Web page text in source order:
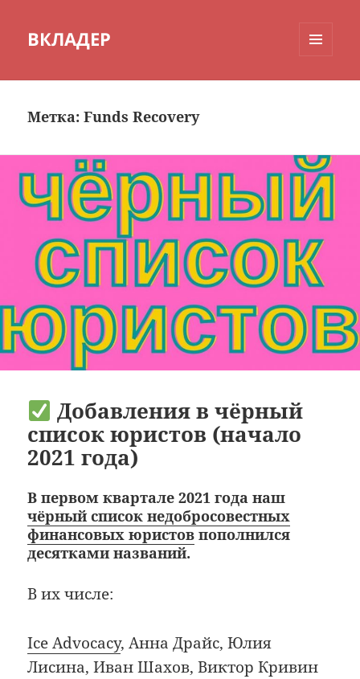
ВКЛАДЕР
Метка:Funds Recovery
Добавления в чёрный
список юристов (начало
2021 года)
В первом квартале 2021 года наш
чёрный список недобросовестных
финансовых юристов пополнился
десятками названий.
В их числе:
Ice Advocacy, Анна Драйс, Юлия
Лисина, Иван Шахов, Виктор Кривин